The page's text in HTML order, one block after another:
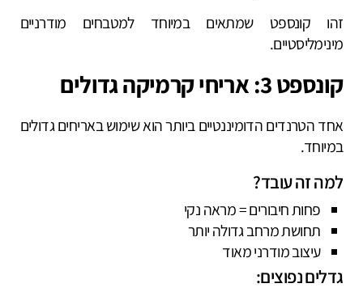
זהו קונספט שמתאים במיוחד למטבחים מודרניים
מינימליסטיים.
קונספט 3: אריחי קרמיקה גדולים
אחד הטרנדים הדומיננטיים ביותר הוא שימוש באריחים גדולים
במיוחד.
למה זה עובד?
פחות חיבורים = מראה נקי
תחושת מרחב גדולה יותר
עיצוב מודרני מאוד
גדלים נפוצים: